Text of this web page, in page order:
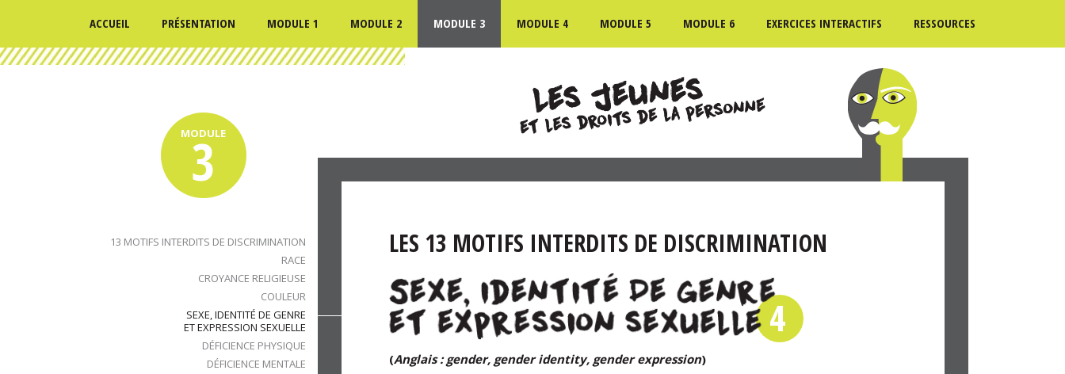
ACCUEIL PRÉSENTATION MODULE 1 MODULE 2 MODULE 3 MODULE 4 MODULE 5 MODULE 6 EXERCICES INTERACTIFS RESSOURCES
13 MOTIFS INTERDITS DE DISCRIMINATION
RACE
CROYANCE RELIGIEUSE
COULEUR
SEXE, IDENTITÉ DE GENRE
ET EXPRESSION SEXUELLE
DÉFICIENCE PHYSIQUE
DÉFICIENCE MENTALE
MODULE
3
LES 13 MOTIFS INTERDITS DE DISCRIMINATION
4
(Anglais : gender, gender identity, gender expression)